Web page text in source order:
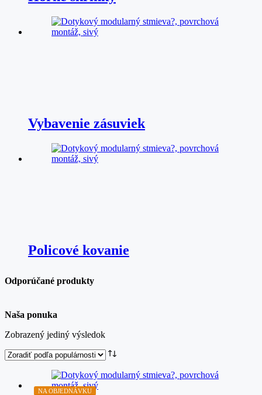
Vybavenie zásuviek
Policové kovanie
Odporúčané produkty
Naša ponuka
Zobrazený jediný výsledok
NA OBJEDNÁVKU